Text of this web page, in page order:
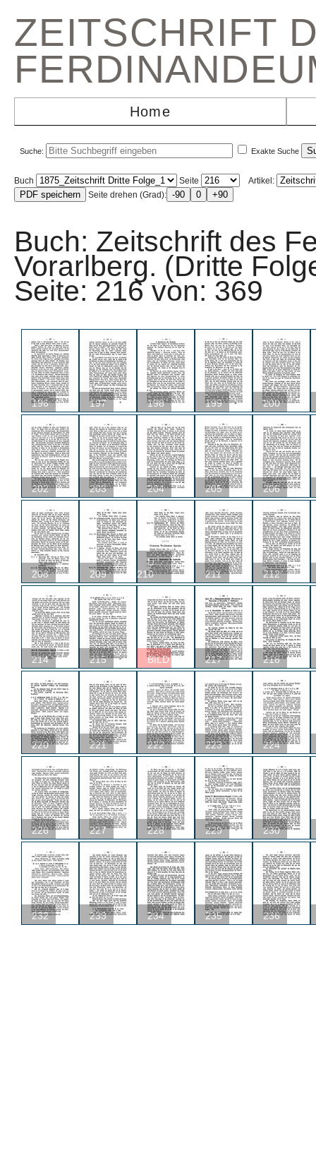
ZEITSCHRIFT
Home
Suche: Exakte Suche
Buch Seite
Artikel:
Seite drehen (Grad):
Buch: Zeitschrift des
Vorarlberg. (Dritte
Seite: 216 von:
196 197 198 199 200
202 203 204 205 206
208 209
U
210
211 212
214 215 BILD 217 218
220 221 222 223 224
226 227 228 229 230
232 233 234 235 236